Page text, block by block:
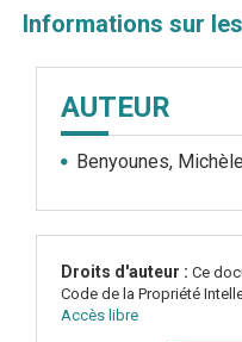
Informations sur
AUTEUR
Benyounes, Michèle
Droits d'auteur : Ce
Code de la Propriété
Accès libre